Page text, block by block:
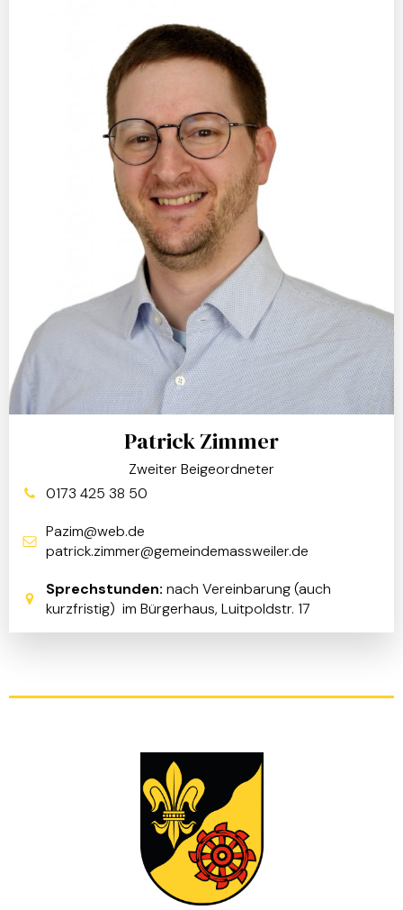
Patrick Zimmer
Zweiter Beigeordneter
0173 425 38 50
Pazim@web.de
patrick.zimmer@gemeindemassweiler.de
Sprechstunden: nach Vereinbarung (auch
kurzfristig) im Bürgerhaus, Luitpoldstr. 17